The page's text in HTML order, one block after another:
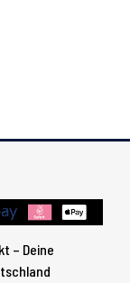
– Deine